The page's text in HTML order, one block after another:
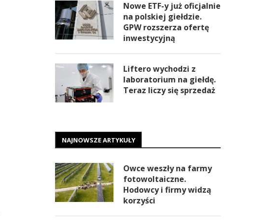
Nowe ETF-y już oficjalnie
na polskiej giełdzie.
GPW rozszerza ofertę
inwestycyjną
Liftero wychodzi z
laboratorium na giełdę.
Teraz liczy się sprzedaż
NAJNOWSZE ARTYKUŁY
Owce weszły na farmy
fotowoltaiczne.
Hodowcy i firmy widzą
korzyści